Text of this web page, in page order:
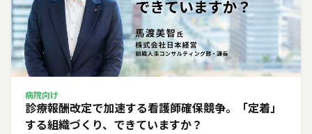
病院向け
診療報酬改定で加速する看護師確保競争。「定着」
する組織づくり、できていますか？